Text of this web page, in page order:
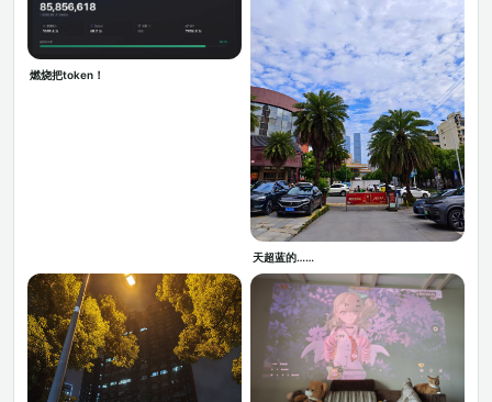
燃烧把token！
天超蓝的……